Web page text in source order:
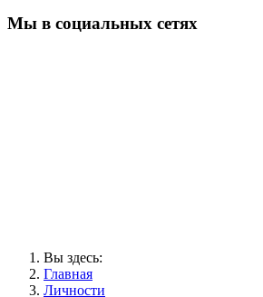
Мы в социальных сетях
Вы здесь:
Главная
Личности